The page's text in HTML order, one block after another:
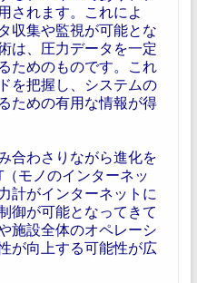
されます。これによ
収集や監視が可能とな
は、圧力データを一定
ためのものです。これ
を把握し、システムの
ための有用な情報が得
合わさりながら進化を
モノのインターネッ
計がインターネットに
御が可能となってきて
施設全体のオペレーシ
が向上する可能性が広